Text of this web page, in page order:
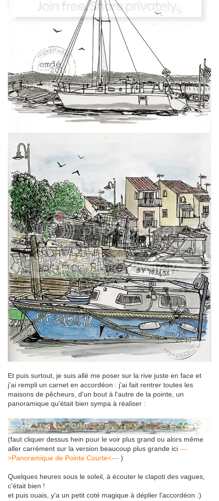
Et puis surtout, je suis allé me poser sur la rive juste en face et
j'ai rempli un carnet en accordéon : j'ai fait rentrer toutes les
maisons de pêcheurs, d'un bout à l'autre de la pointe, un
panoramique qu'était bien sympa à réaliser :
(faut cliquer dessus hein pour le voir plus grand ou alors même
aller carrément sur la version beaucoup plus grande ici ---
>Panoramique de Pointe Courte<--- )
Quelques heures sous le soleil, à écouter le clapoti des vagues,
c'était bien !
et puis ouais, y'a un petit coté magique à déplier l'accordéon :)